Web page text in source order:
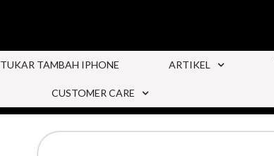
TUKAR TAMBAH IPHONE ARTIKEL
CUSTOMER CARE